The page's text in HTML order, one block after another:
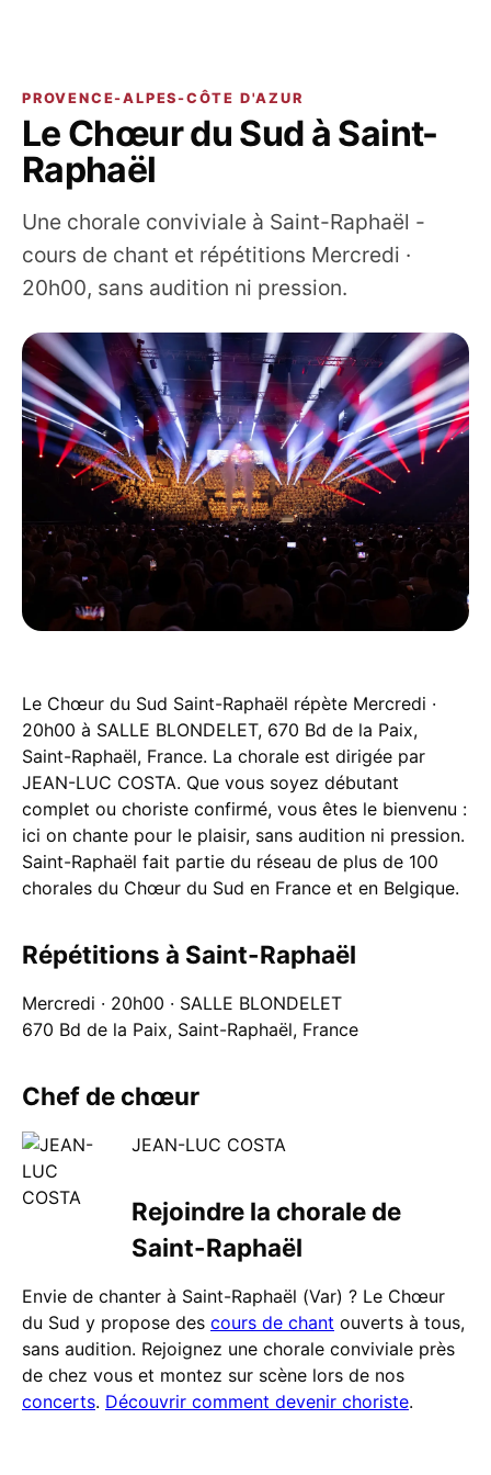
PROVENCE-ALPES-CÔTE D'AZUR
Le Chœur du Sud à Saint-
Raphaël
Une chorale conviviale à Saint-Raphaël -
cours de chant et répétitions Mercredi ·
20h00, sans audition ni pression.
Le Chœur du Sud Saint-Raphaël répète Mercredi ·
20h00 à SALLE BLONDELET, 670 Bd de la Paix,
Saint-Raphaël, France. La chorale est dirigée par
JEAN-LUC COSTA. Que vous soyez débutant
complet ou choriste confirmé, vous êtes le bienvenu :
ici on chante pour le plaisir, sans audition ni pression.
Saint-Raphaël fait partie du réseau de plus de 100
chorales du Chœur du Sud en France et en Belgique.
Répétitions à Saint-Raphaël
Mercredi · 20h00 · SALLE BLONDELET
670 Bd de la Paix, Saint-Raphaël, France
Chef de chœur
JEAN-LUC COSTA
Rejoindre la chorale de
Saint-Raphaël
Envie de chanter à Saint-Raphaël (Var) ? Le Chœur
du Sud y propose des cours de chant ouverts à tous,
sans audition. Rejoignez une chorale conviviale près
de chez vous et montez sur scène lors de nos
concerts. Découvrir comment devenir choriste.